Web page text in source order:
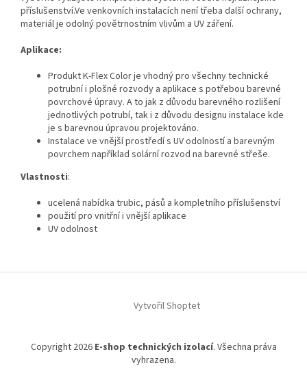
příslušenství.Ve venkovních instalacích není třeba další ochrany,
materiál je odolný povětrnostním vlivům a UV záření.
Aplikace:
Produkt K‑Flex Color je vhodný pro všechny technické
potrubní i plošné rozvody a aplikace s potřebou barevné
povrchové úpravy. A to jak z důvodu barevného rozlišení
jednotlivých potrubí, tak i z důvodu designu instalace kde
je s barevnou úpravou projektováno.
Instalace ve vnější prostředí s UV odolností a barevným
povrchem například solární rozvod na barevné střeše.
Vlastnosti:
ucelená nabídka trubic, pásů a kompletního příslušenství
použití pro vnitřní i vnější aplikace
UV odolnost
Vytvořil Shoptet
Copyright 2026 E-shop technických izolací. Všechna práva
vyhrazena.